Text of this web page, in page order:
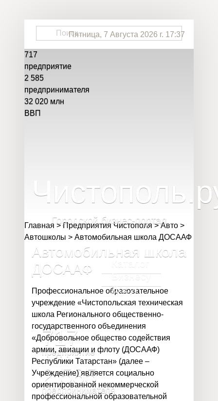
Пятница, 7 Августа 2026 г. 17:37
717
предприятие
2 585
предпринимателя
32 020 млн
ВВП
Чистополь
Городской бизнес-портал
Каталог
Бизнесу
Досуг
717
предприятие
2 585
предпринимателя
Главная > Предприятия Чистополя > Авто >
Автошколы > Автомобильная школа ДОСААФ
Автомобильная школа
ДОСААФ
Профессиональное образовательное
учреждение «Чистопольская техническая
школа Регионального общественно-
государственного объединения
«Добровольное общество содействия
армии, авиации и флоту (ДОСААФ)
Республики Татарстан» (далее –
Учреждение) является социально
ориентированной некоммерческой
профессиональной образовательной